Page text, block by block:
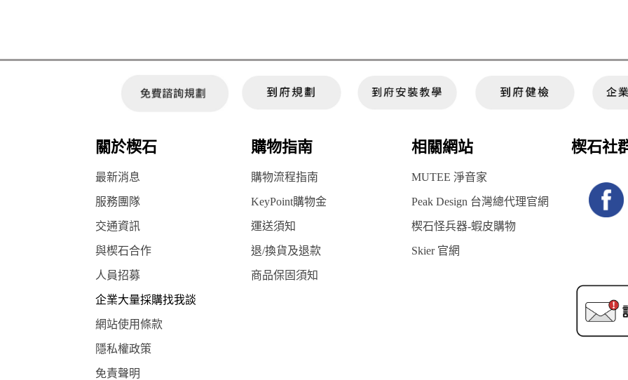
關於楔石 購物指南 相關網站 楔石社
最新消息 購物流程指南 MUTEE 淨音家
服務團隊 KeyPoint購物金 Peak Design 台灣總代理官網
交通資訊 運送須知 楔石怪兵器-蝦皮購物
與楔石合作 退/換貨及退款 Skier 官網
人員招募 商品保固須知
企業大量採購找我談
網站使用條款
隱私權政策
免責聲明